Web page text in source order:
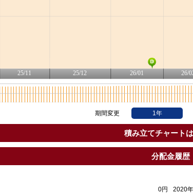
期間変更 1年
積み立てチャート
分配金履歴
0円 2020